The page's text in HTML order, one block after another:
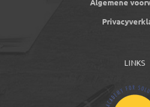
Algemene
LINKS